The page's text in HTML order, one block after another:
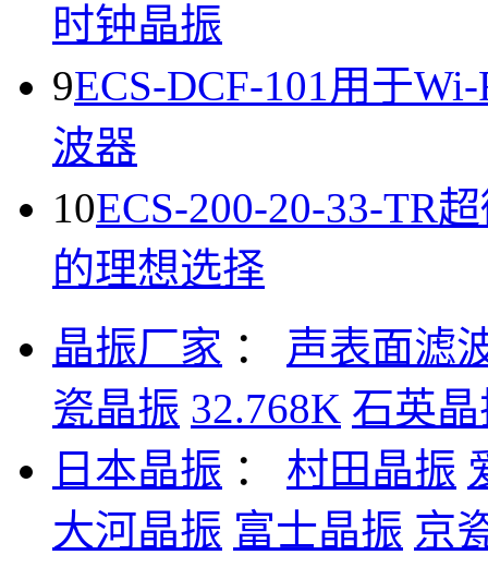
时钟晶振
9ECS-DCF-101用于
波器
10ECS-200-20-33-TR
的理想选择
晶振厂家 ：
声表面滤
瓷晶振 32.768K 石英
日本晶振 ： 村田晶振
大河晶振 富士晶振 京